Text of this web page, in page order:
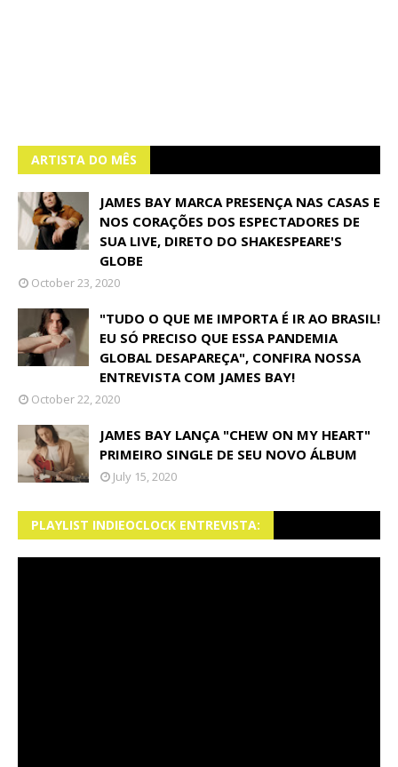
ARTISTA DO MÊS
JAMES BAY MARCA PRESENÇA NAS CASAS E
NOS CORAÇÕES DOS ESPECTADORES DE
SUA LIVE, DIRETO DO SHAKESPEARE'S
GLOBE
October 23, 2020
"TUDO O QUE ME IMPORTA É IR AO BRASIL!
EU SÓ PRECISO QUE ESSA PANDEMIA
GLOBAL DESAPAREÇA", CONFIRA NOSSA
ENTREVISTA COM JAMES BAY!
October 22, 2020
JAMES BAY LANÇA "CHEW ON MY HEART"
PRIMEIRO SINGLE DE SEU NOVO ÁLBUM
July 15, 2020
PLAYLIST INDIEOCLOCK ENTREVISTA: